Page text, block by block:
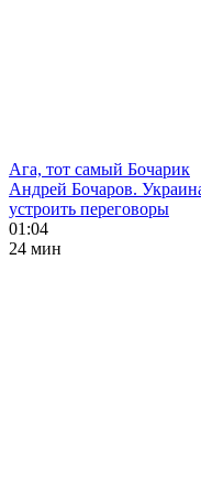
Ага, тот самый Бочарик
Андрей Бочаров.
устроить переговоры
01:04
24 мин